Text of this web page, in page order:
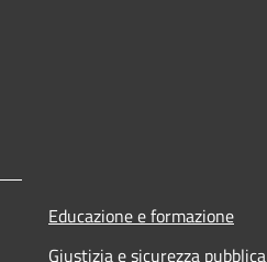
Educazione e formazione
Giustizia e sicurezza pubblica